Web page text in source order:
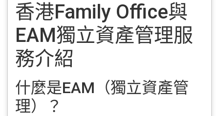
香港Family Office與
EAM獨立資產管理服
務介紹
什麼是EAM（獨立資產管
理）？